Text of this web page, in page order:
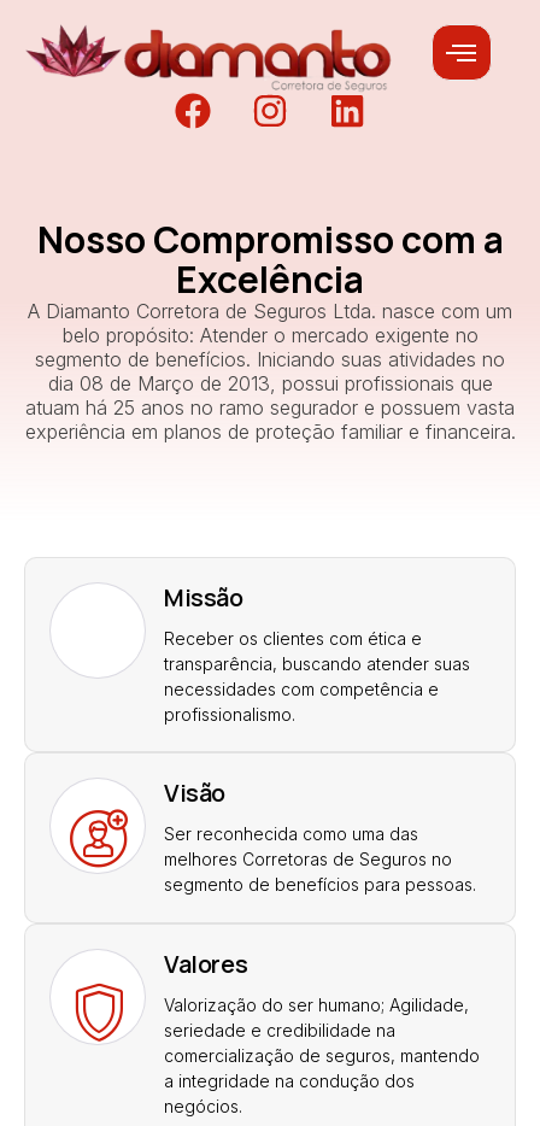
Nosso Compromisso com a
Excelência
A Diamanto Corretora de Seguros Ltda. nasce com um
belo propósito: Atender o mercado exigente no
segmento de benefícios. Iniciando suas atividades no
dia 08 de Março de 2013, possui profissionais que
atuam há 25 anos no ramo segurador e possuem vasta
experiência em planos de proteção familiar e financeira.
Missão
Receber os clientes com ética e
transparência, buscando atender suas
necessidades com competência e
profissionalismo.
Visão
Ser reconhecida como uma das
melhores Corretoras de Seguros no
segmento de benefícios para pessoas.
Valores
Valorização do ser humano; Agilidade,
seriedade e credibilidade na
comercialização de seguros, mantendo
a integridade na condução dos
negócios.